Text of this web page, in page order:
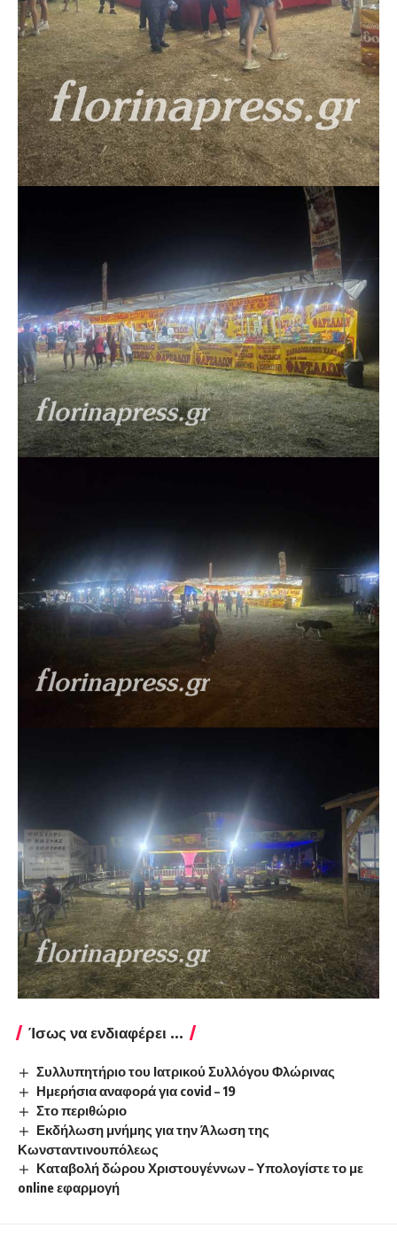
Ίσως να ενδιαφέρει ...
Συλλυπητήριο του Ιατρικού Συλλόγου Φλώρινας
Ημερήσια αναφορά για covid – 19
Στο περιθώριο
Εκδήλωση μνήμης για την Άλωση της
Κωνσταντινουπόλεως
Καταβολή δώρου Χριστουγέννων – Υπολογίστε το με
online εφαρμογή